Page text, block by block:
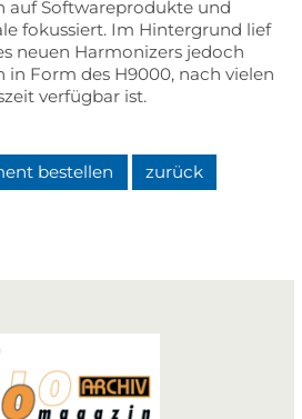
auf Softwareprodukte und
fokussiert. Im Hintergrund lief
neuen Harmonizers jedoch
in Form des H9000, nach vielen
verfügbar ist.
bestellen zurück